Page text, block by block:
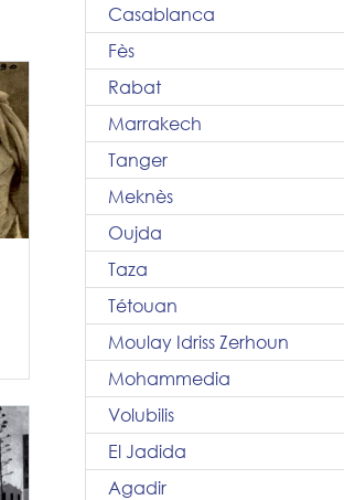
Casablanca
Fès
Rabat
Marrakech
Tanger
Meknès
Oujda
Taza
Tétouan
Moulay Idriss Zerhoun
Mohammedia
Volubilis
El Jadida
Agadir